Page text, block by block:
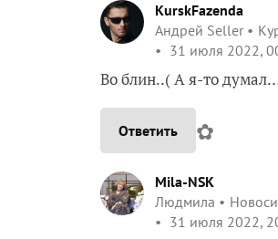
KurskFazenda
Андрей Seller
31 июля 2022,
Во блин..( А я-то
Ответить ✿
Mila-NSK
Людмила
31 июля 2022,